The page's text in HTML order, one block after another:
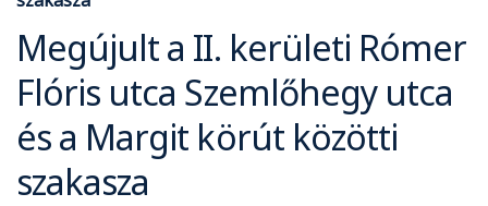
Megújult a II. kerületi Rómer
Flóris utca Szemlőhegy utca
és a Margit körút közötti
szakasza